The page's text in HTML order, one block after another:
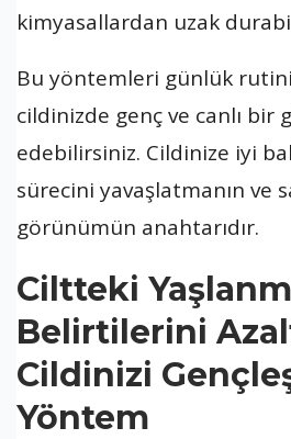
kimyasallardan uzak
Bu yöntemleri günlük
cildinizde genç ve canlı bir
edebilirsiniz. Cildinize iyi
sürecini yavaşlatmanın ve
görünümün anahtarıdır.
Ciltteki
Belirtilerini
Cildinizi
Yöntem